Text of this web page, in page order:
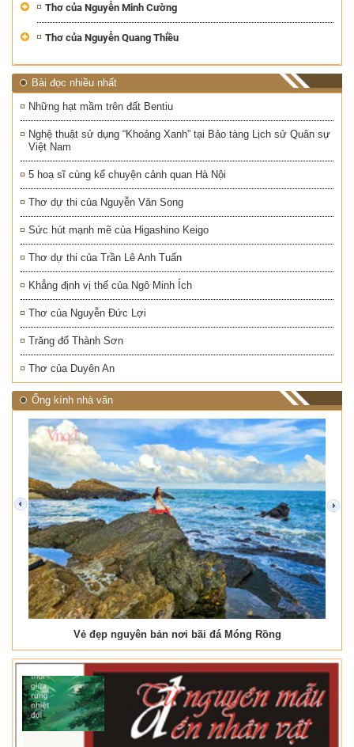
Thơ của Nguyễn Minh Cường
Thơ của Nguyễn Quang Thiều
Bài đọc nhiều nhất
Những hạt mầm trên đất Bentiu
Nghệ thuật sử dụng “Khoảng Xanh” tại Bảo tàng Lịch sử Quân sự
Việt Nam
5 hoạ sĩ cùng kể chuyện cảnh quan Hà Nội
Thơ dự thi của Nguyễn Văn Song
Sức hút mạnh mẽ của Higashino Keigo
Thơ dự thi của Trần Lê Anh Tuấn
Khẳng định vị thế của Ngô Minh Ích
Thơ của Nguyễn Đức Lợi
Trăng đổ Thành Sơn
Thơ của Duyên An
Ống kính nhà văn
Vẻ đẹp nguyên bản nơi bãi đá Móng Rồng
prev next